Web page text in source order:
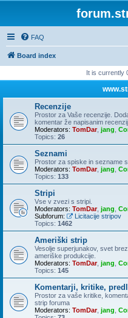
FAQ
Board index
It is currently
Recenzije
Prostor za Vaše recenzije.
komentar že napisanim
Moderators: TomDar, jang
Topics: 26
Seznami
Prostor za spiske in sezname
Moderators: TomDar, jang
Topics: 133
Stripi
Vse v zvezi s stripi.
Moderators: TomDar, jang
Subforum:
Licitacije stripov
Topics: 1462
Ameriški strip
Vesolje superjunakov, svet
ameriške produkcije.
Moderators: TomDar, jang
Topics: 145
Komentarji, kritike,
Prostor za vaše kritike,
strip foruma
Moderators: TomDar, jang